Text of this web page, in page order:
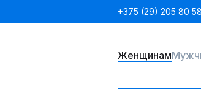
+375 (29) 205 80
Женщинам